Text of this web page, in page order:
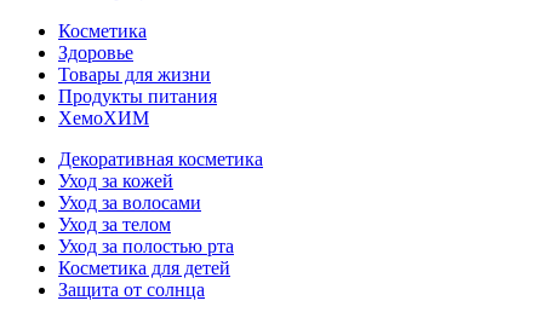
Косметика
Здоровье
Товары для жизни
Продукты питания
ХемоХИМ
Декоративная косметика
Уход за кожей
Уход за волосами
Уход за телом
Уход за полостью рта
Косметика для детей
Защита от солнца